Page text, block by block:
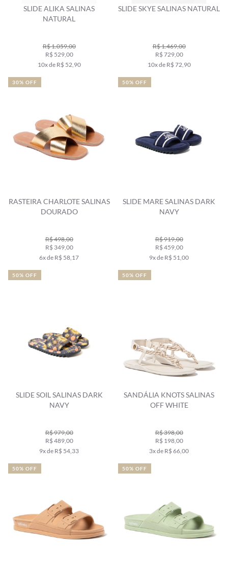
SLIDE ALIKA SALINAS
NATURAL
R$ 1.059,00
R$ 529,00
10x de R$ 52,90
SLIDE SKYE SALINAS NATURAL
R$ 1.469,00
R$ 729,00
10x de R$ 72,90
RASTEIRA CHARLOTE SALINAS
DOURADO
R$ 498,00
R$ 349,00
6x de R$ 58,17
30% OFF
SLIDE MARE SALINAS DARK
NAVY
R$ 919,00
R$ 459,00
9x de R$ 51,00
50% OFF
SLIDE SOIL SALINAS DARK
NAVY
R$ 979,00
R$ 489,00
9x de R$ 54,33
50% OFF
SANDÁLIA KNOTS SALINAS
OFF WHITE
R$ 398,00
R$ 198,00
3x de R$ 66,00
50% OFF
50% OFF 50% OFF